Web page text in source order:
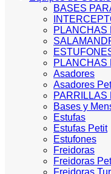
BASES
PLANCHAS
PLANCHAS
Asadores
Asadores
PARRILLAS
Bases y
Estufas
Estufas Petit
Estufones
Freidoras
Freidoras
Freidoras